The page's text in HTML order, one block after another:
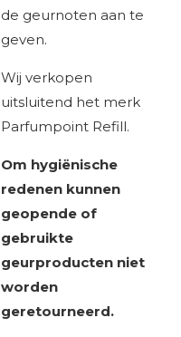
de geurnoten aan te
geven.
Wij verkopen
uitsluitend het merk
Parfumpoint Refill.
Om hygiënische
redenen kunnen
geopende of
gebruikte
geurproducten niet
worden
geretourneerd.